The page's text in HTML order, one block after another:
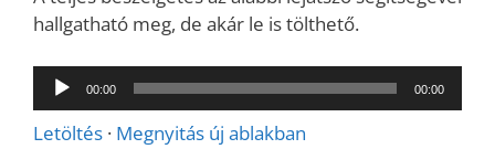
hallgatható meg, de akár le is tölthető.
Audió
lejátszó
00:00 00:00
Letöltés · Megnyitás új ablakban